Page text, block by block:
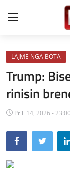
Shtëpi
LAJME MAQEDONI
SHQIPERI
KOSOVA
LAJME NGA BOTA
LAJME NGA BOTA
Trump:
rinisin
Prill 14, 2026 - 23:00